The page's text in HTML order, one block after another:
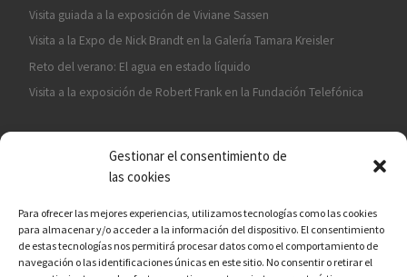
Gestionar el consentimiento de
las cookies
Para ofrecer las mejores experiencias, utilizamos tecnologías como las cookies
para almacenar y/o acceder a la información del dispositivo. El consentimiento
de estas tecnologías nos permitirá procesar datos como el comportamiento de
navegación o las identificaciones únicas en este sitio. No consentir o retirar el
Visita guiada a la exposición de Viviane Sassen
Visita a la Expo de Nick Brandt en la Galería Tamara Kreisler
Reto del verano: El agua en estado líquido
Visita a la exposición de Robert Frank en la Fundación Telefónica
¡ASÓCIATE A CÁMARA EN MANO!